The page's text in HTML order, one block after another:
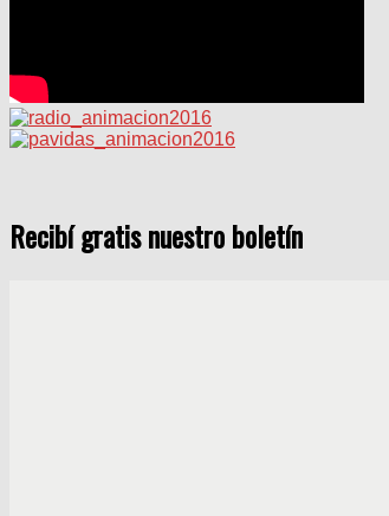
Recibí gratis nuestro boletín